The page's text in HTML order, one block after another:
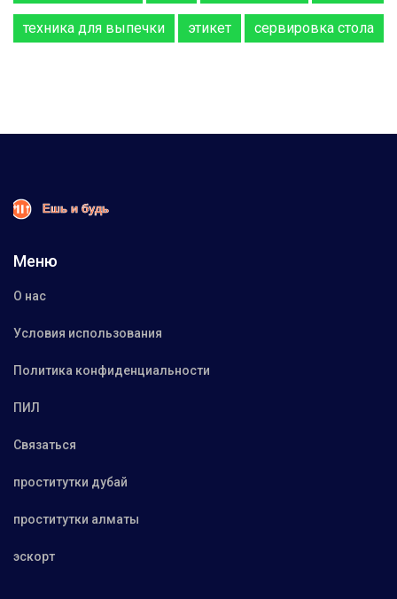
техника для выпечки этикет сервировка стола
Меню
О нас
Условия использования
Политика конфиденциальности
ПИЛ
Связаться
проститутки дубай
проститутки алматы
эскорт